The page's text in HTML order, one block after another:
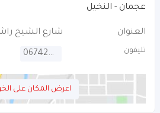
عجمان - النخيل
العنوان شارع الشيخ
تليفون 067424737
اعرض المكان على